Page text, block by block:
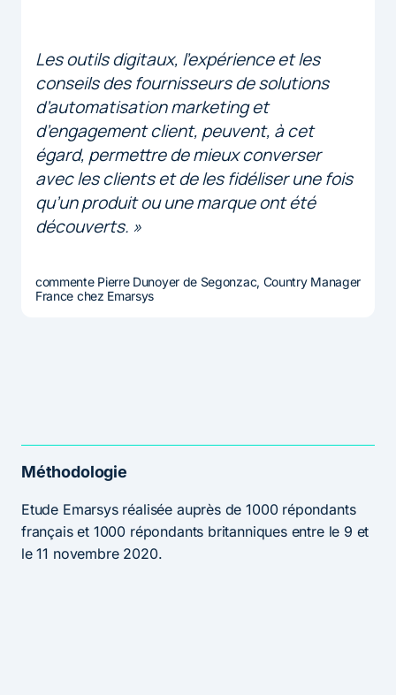
Les outils digitaux, l’expérience et les
conseils des fournisseurs de solutions
d’automatisation marketing et
d’engagement client, peuvent, à cet
égard, permettre de mieux converser
avec les clients et de les fidéliser une fois
qu’un produit ou une marque ont été
découverts. »
commente Pierre Dunoyer de Segonzac, Country Manager
France chez Emarsys
Méthodologie
Etude Emarsys réalisée auprès de 1000 répondants
français et 1000 répondants britanniques entre le 9 et
le 11 novembre 2020.